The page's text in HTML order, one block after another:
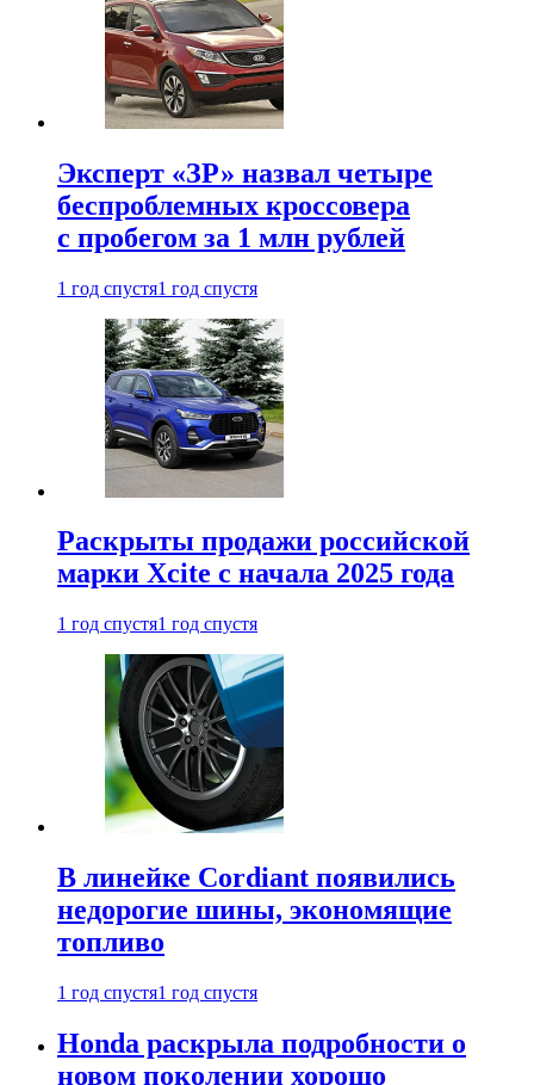
Эксперт «ЗР» назвал четыре
беспроблемных кроссовера
с пробегом за 1 млн рублей
1 год спустя1 год спустя
Раскрыты продажи российской
марки Xcite с начала 2025 года
1 год спустя1 год спустя
В линейке Cordiant появились
недорогие шины, экономящие
топливо
1 год спустя1 год спустя
Honda раскрыла подробности о
новом поколении хорошо